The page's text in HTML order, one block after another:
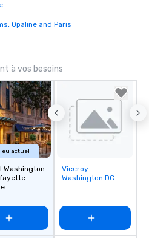
Opaline and Paris
à vos besoins
actuel
Washington
Removed from
favorites
Viceroy
Washington DC